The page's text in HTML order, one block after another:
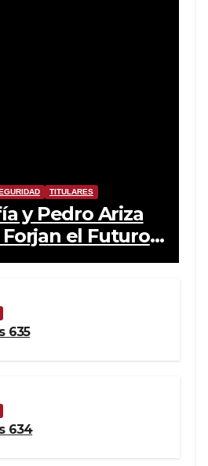
TITULARES
y Pedro Ariza
el Futuro
Real
635
634